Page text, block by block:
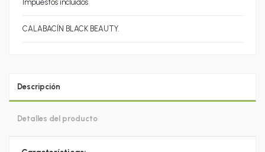
Impuestos incluidos
CALABACÍN BLACK BEAUTY.
Descripción
Detalles del producto